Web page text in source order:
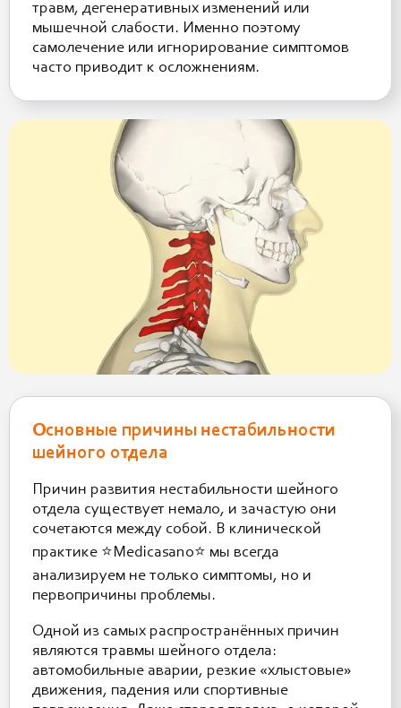
травм, дегенеративных изменений или
мышечной слабости. Именно поэтому
самолечение или игнорирование симптомов
часто приводит к осложнениям.
Основные причины нестабильности
шейного отдела
Причин развития нестабильности шейного
отдела существует немало, и зачастую они
сочетаются между собой. В клинической
практике ⭐️Medicasano⭐️ мы всегда
анализируем не только симптомы, но и
первопричины проблемы.
Одной из самых распространённых причин
являются травмы шейного отдела:
автомобильные аварии, резкие «хлыстовые»
движения, падения или спортивные